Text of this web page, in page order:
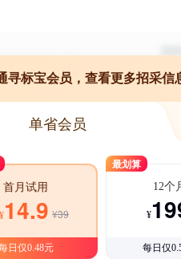
寻标宝会员，查看更多招采信
单省会员
首月试用
¥14.9 ¥39
日仅0.48元
最划算
12个
¥
每日仅